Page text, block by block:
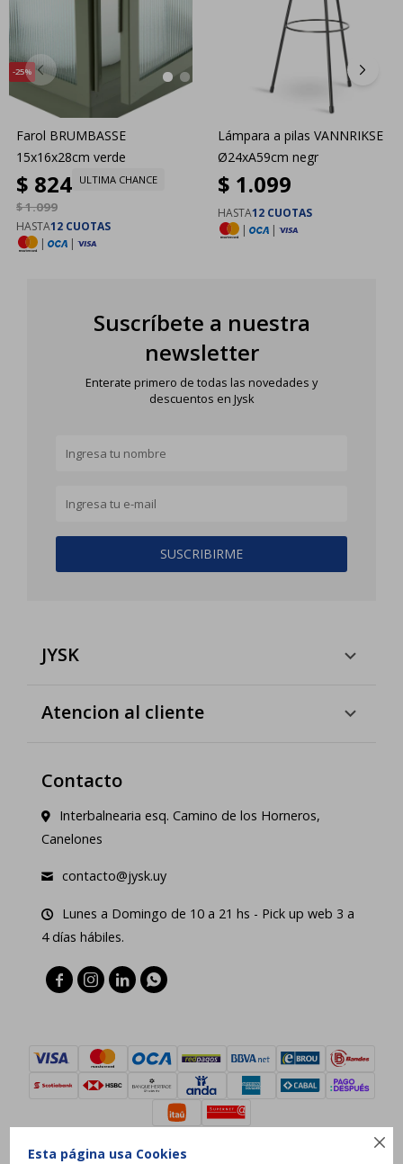

Esta página usa Cookies
25
Farol BRUMBASSE
15x16x28cm verde
$ 824
$1.099
ULTIMA CHANCE
HASTA12 CUOTAS
|
|
Lámpara a pilas VANNRIKSE
Ø24xA59cm negr
$ 1.099
HASTA12 CUOTAS
|
|
Suscríbete a nuestra
newsletter
Enterate primero de todas las novedades y
descuentos en Jysk
SUSCRIBIRME
JYSK
Atencion al cliente
Contacto
Interbalnearia esq. Camino de los Horneros,
Canelones
contacto@jysk.uy
Lunes a Domingo de 10 a 21 hs - Pick up web 3 a
4 días hábiles.
   